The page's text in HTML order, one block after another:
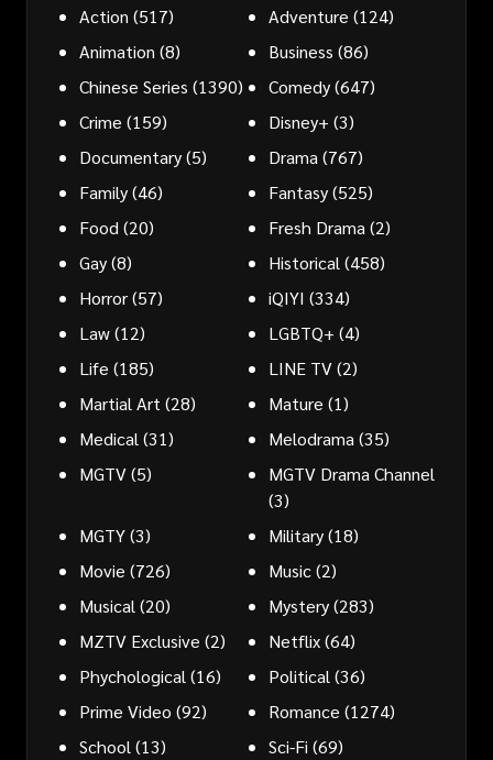
Action (517) Adventure (124)
Animation (8) Business (86)
Chinese Series (1390) Comedy(647)
Crime (159) Disney+ (3)
Documentary(5) Drama (767)
Family(46) Fantasy(525)
Food (20) Fresh Drama (2)
Gay(8) Historical (458)
Horror(57) iQIYI (334)
Law(12) LGBTQ+ (4)
Life (185) LINE TV(2)
Martial Art (28) Mature (1)
Medical (31) Melodrama (35)
MGTV(5)
MGTV Drama Channel
(3)
MGTY(3) Military(18)
Movie (726) Music(2)
Musical (20) Mystery(283)
MZTV Exclusive (2) Netflix(64)
Phychological (16) Political (36)
Prime Video (92) Romance (1274)
School (13) Sci-Fi (69)